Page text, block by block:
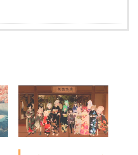
ンテンツ企画開発
ャルライフマガジン編集部